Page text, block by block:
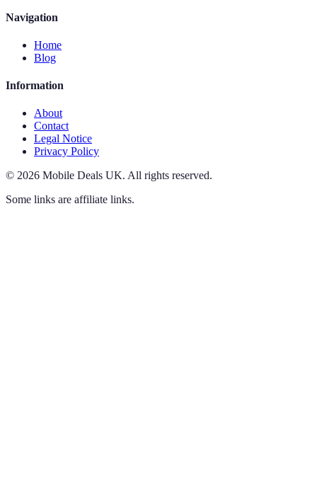
Navigation
Home
Blog
Information
About
Contact
Legal Notice
Privacy Policy
© 2026 Mobile Deals UK. All rights reserved.
Some links are affiliate links.